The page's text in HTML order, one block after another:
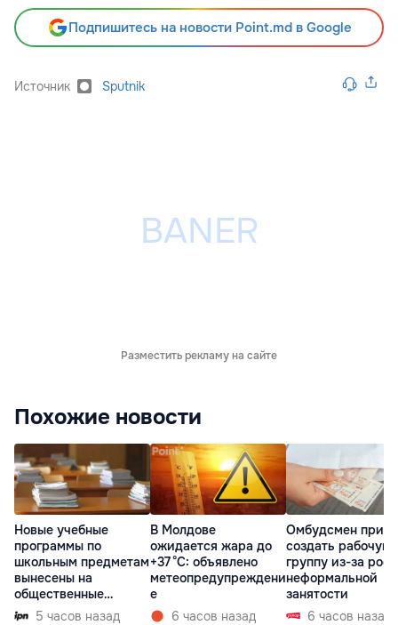
Подпишитесь на новости Point.md в Google
Источник Sputnik
Разместить рекламу на сайте
Похожие новости
Новые учебные
программы по
школьным предметам
вынесены на
общественные
консультации
5 часов назад
В Молдове
ожидается жара до
+37 °C: объявлено
метеопредупреждени
е
6 часов назад
Омбудсмен
создать рабочую
группу из-за
неформальной
занятости
6 часов назад